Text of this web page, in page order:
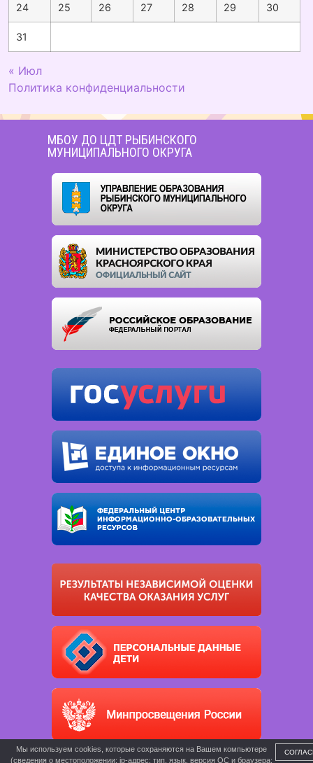
24 25 26 27 28 29 30
31
« Июл
Политика конфиденциальности
МБОУ ДО ЦДТ РЫБИНСКОГО
МУНИЦИПАЛЬНОГО ОКРУГА
Мы используем cookies, которые сохраняются на Вашем компьютере
(сведения о местоположении; ip-адрес; тип, язык, версия ОС и браузера;